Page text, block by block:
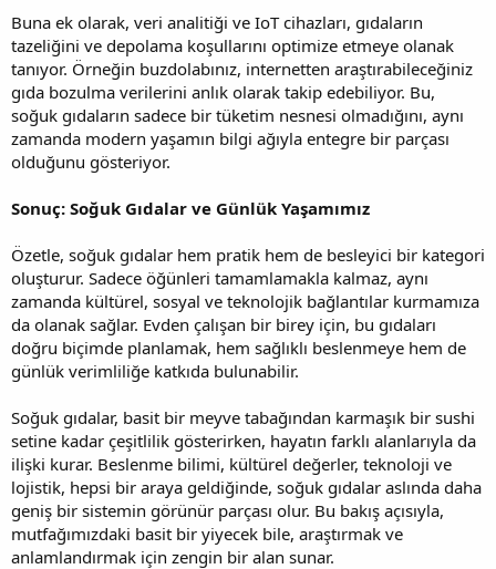
Buna ek olarak, veri analitiği ve IoT cihazları, gıdaların
tazeliğini ve depolama koşullarını optimize etmeye olanak
tanıyor. Örneğin buzdolabınız, internetten araştırabileceğiniz
gıda bozulma verilerini anlık olarak takip edebiliyor. Bu,
soğuk gıdaların sadece bir tüketim nesnesi olmadığını, aynı
zamanda modern yaşamın bilgi ağıyla entegre bir parçası
olduğunu gösteriyor.
Sonuç: Soğuk Gıdalar ve Günlük Yaşamımız
Özetle, soğuk gıdalar hem pratik hem de besleyici bir kategori
oluşturur. Sadece öğünleri tamamlamakla kalmaz, aynı
zamanda kültürel, sosyal ve teknolojik bağlantılar kurmamıza
da olanak sağlar. Evden çalışan bir birey için, bu gıdaları
doğru biçimde planlamak, hem sağlıklı beslenmeye hem de
günlük verimliliğe katkıda bulunabilir.
Soğuk gıdalar, basit bir meyve tabağından karmaşık bir sushi
setine kadar çeşitlilik gösterirken, hayatın farklı alanlarıyla da
ilişki kurar. Beslenme bilimi, kültürel değerler, teknoloji ve
lojistik, hepsi bir araya geldiğinde, soğuk gıdalar aslında daha
geniş bir sistemin görünür parçası olur. Bu bakış açısıyla,
mutfağımızdaki basit bir yiyecek bile, araştırmak ve
anlamlandırmak için zengin bir alan sunar.